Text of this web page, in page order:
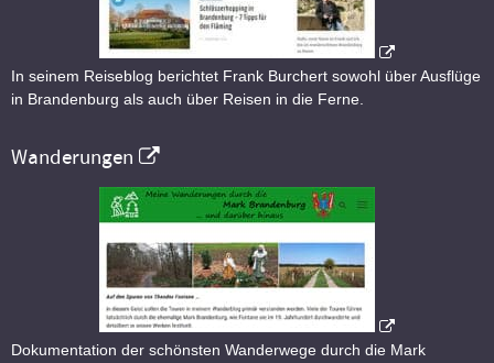
In seinem Reiseblog berichtet Frank Burchert sowohl über Ausflüge
in Brandenburg als auch über Reisen in die Ferne.
Wanderungen
Dokumentation der schönsten Wanderwege durch die Mark